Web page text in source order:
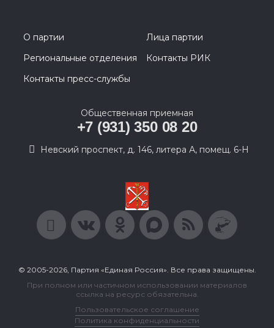
О партии
Лица партии
Региональные отделения
Контакты РИК
Контакты пресс-службы
Общественная приемная
+7 (931) 350 08 20
Невский проспект, д. 146, литера А, помещ. 6-Н
© 2005-2026, Партия «Единая Россия». Все права защищены.
При полном или частичном использовании материалов
ссылка на ресурс обязательна.
Пользовательское соглашение
Политика конфиденциальности